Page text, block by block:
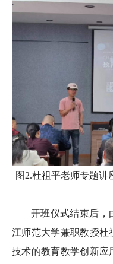
图2.杜祖平老师专题
开班仪式结束后，
江师范大学兼职教授杜
技术的教育教学创新应